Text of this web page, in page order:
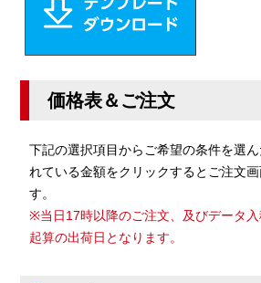
価格表＆ご注文
下記の選択項目からご希望の条件を選
れている金額をクリックするとご注文
す。
※当日17時以降のご注文、及びデータ
起算の出荷日となります。